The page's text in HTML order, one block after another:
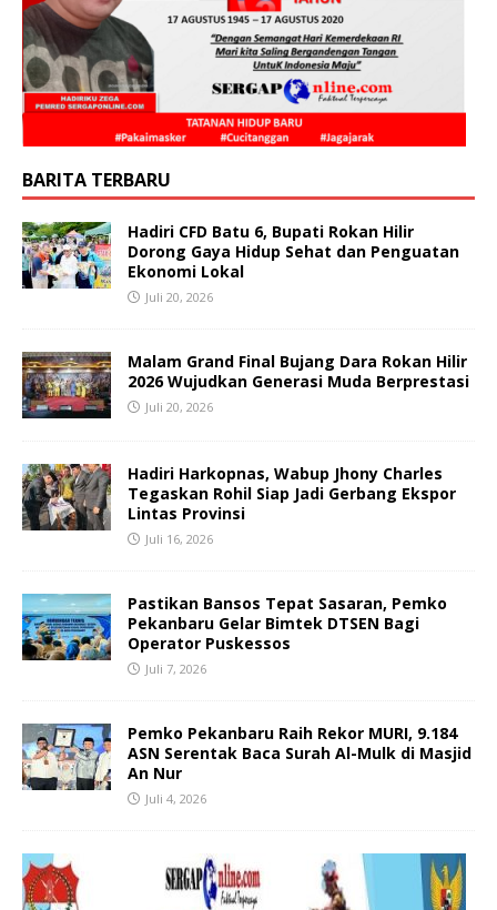
BARITA TERBARU
Hadiri CFD Batu 6, Bupati Rokan Hilir
Dorong Gaya Hidup Sehat dan Penguatan
Ekonomi Lokal
Juli 20, 2026
Malam Grand Final Bujang Dara Rokan Hilir
2026 Wujudkan Generasi Muda Berprestasi
Juli 20, 2026
Hadiri Harkopnas, Wabup Jhony Charles
Tegaskan Rohil Siap Jadi Gerbang Ekspor
Lintas Provinsi
Juli 16, 2026
Pastikan Bansos Tepat Sasaran, Pemko
Pekanbaru Gelar Bimtek DTSEN Bagi
Operator Puskessos
Juli 7, 2026
Pemko Pekanbaru Raih Rekor MURI, 9.184
ASN Serentak Baca Surah Al-Mulk di Masjid
An Nur
Juli 4, 2026